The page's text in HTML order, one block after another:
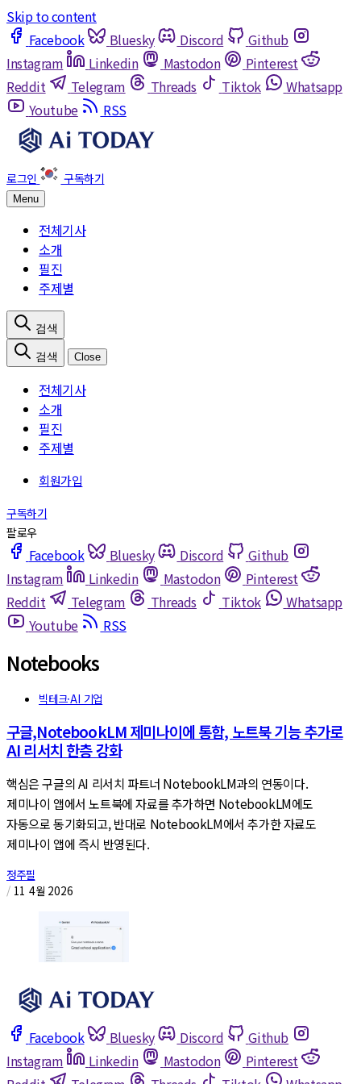
Skip to content
Facebook
Bluesky Discord
Github
Instagram
Linkedin Mastodon
Pinterest
Reddit
Telegram Threads Tiktok
Whatsapp
Youtube
RSS
Menu
전체기사
소개
필진
주제별
Close
전체기사
소개
필진
주제별
Facebook Bluesky Discord
Github
Instagram
Linkedin Mastodon
Pinterest
Reddit
Telegram Threads Tiktok
Whatsapp
Youtube
RSS
Notebooks
빅테크·AI 기업
구글,NotebookLM 제미나이에 통합, 노트북 기능 추가로
AI 리서치 한층 강화
핵심은 구글의 AI 리서치 파트너 NotebookLM과의 연동이다.
제미나이 앱에서 노트북에 자료를 추가하면 NotebookLM에도
자동으로 동기화되고, 반대로 NotebookLM에서 추가한 자료도
제미나이 앱에 즉시 반영된다.
정주필
/ 11 4월 2026
Facebook Bluesky Discord
Github
Instagram
Linkedin Mastodon
Pinterest